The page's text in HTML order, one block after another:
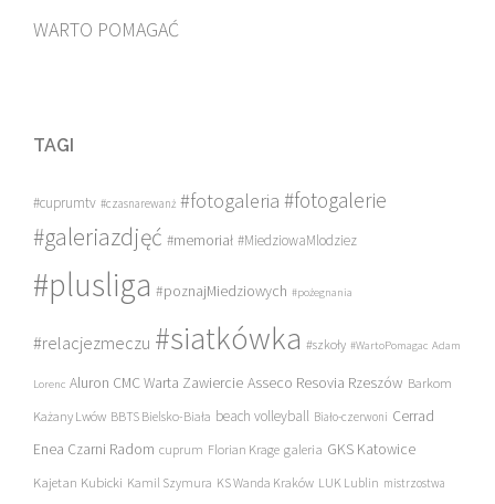
WARTO POMAGAĆ
TAGI
#cuprumtv #czasnarewanż #fotogaleria #fotogalerie
#galeriazdjęć #memoriał #MiedziowaMlodziez
#plusliga #poznajMiedziowych #pożegnania
#relacjezmeczu #siatkówka #szkoły #WartoPomagac Adam
Lorenc Aluron CMC Warta Zawiercie Asseco Resovia Rzeszów Barkom
Każany Lwów BBTS Bielsko-Biała beach volleyball Biało-czerwoni Cerrad
Enea Czarni Radom cuprum Florian Krage galeria GKS Katowice
Kajetan Kubicki Kamil Szymura KS Wanda Kraków LUK Lublin mistrzostwa